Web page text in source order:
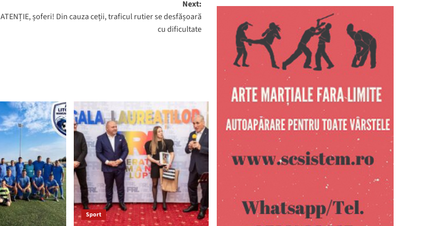
Next:
ATENȚIE, șoferi! Din cauza ceții, traficul rutier se desfășoară
cu dificultate
Sport